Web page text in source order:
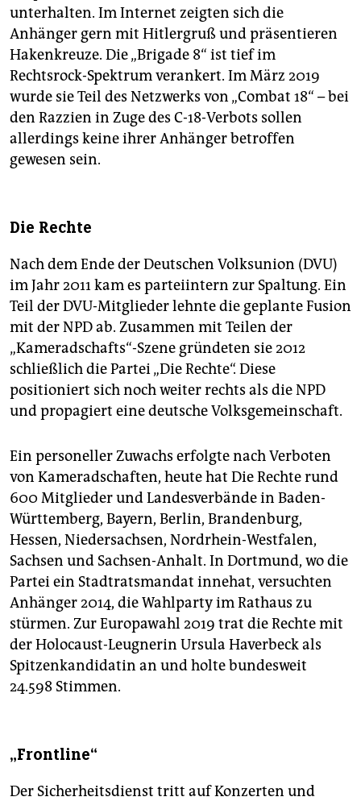
unterhalten. Im Internet zeigten sich die
Anhänger gern mit ­Hitlergruß und präsentieren
Hakenkreuze. Die „Brigade 8“ ist tief im
Rechtsrock-­Spektrum verankert. Im März 2019
wurde sie Teil des Netzwerks von ­„Combat 18“ – bei
den Razzien in Zuge des C-18-Verbots sollen
allerdings keine ihrer ­Anhänger betroffen
gewesen sein.
Die Rechte
Nach dem Ende der Deutschen Volksunion (DVU)
im Jahr 2011 kam es parteiintern zur Spaltung. Ein
Teil der DVU-Mitglieder lehnte die geplante Fusion
mit der NPD ab. Zusammen mit Teilen der
„Kameradschafts“-Szene gründeten sie 2012
schließlich die Partei „Die Rechte“. Diese
positioniert sich noch weiter rechts als die NPD
und propagiert eine deutsche Volksgemeinschaft.
Ein personeller Zuwachs erfolgte nach Verboten
von Kameradschaften, heute hat Die Rechte rund
600 Mitglieder und Landesverbände in Baden-
Württemberg, Bayern, Berlin, Brandenburg,
Hessen, ­Niedersachsen, Nordrhein-Westfalen,
Sachsen und Sachsen-Anhalt. In Dortmund, wo die
Partei ein Stadtratsmandat innehat, versuchten
Anhänger 2014, die Wahlparty im Rathaus zu
stürmen. Zur Europawahl 2019 trat die Rechte mit
der Holo­caust-Leugnerin Ursula Haverbeck als
Spitzenkandidatin an und holte bundesweit
24.598 Stimmen.
„Frontline“
Der Sicherheitsdienst tritt auf Konzerten und